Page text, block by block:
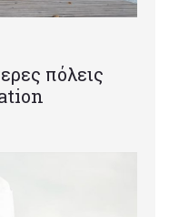
πόλεις